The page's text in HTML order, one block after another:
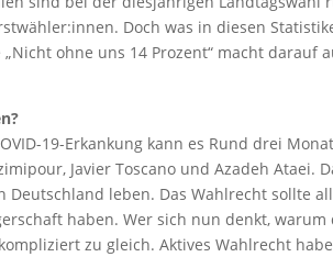
Doch was in diesen
ohne uns 14 Prozent“ macht
19-Erkankung kann es Rund drei
Javier Toscano und Azadeh
Deutschland leben. Das Wahlrecht sollte
haben. Wer sich nun denkt,
zu gleich. Aktives Wahlrecht